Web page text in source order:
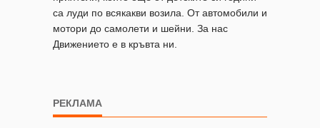
са луди по всякакви возила. От автомобили и
мотори до самолети и шейни. За нас
Движението е в кръвта ни.
РЕКЛАМА